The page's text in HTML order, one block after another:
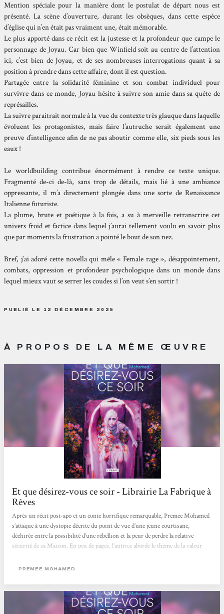
Mention spéciale pour la manière dont le postulat de départ nous est
présenté. La scène d’ouverture, durant les obsèques, dans cette espèce
d’église qui n’en était pas vraiment une, était mémorable.
Le plus apporté dans ce récit est la justesse et la profondeur que campe le
personnage de Joyau. Car bien que Winfield soit au centre de l’attention
ici, c’est bien de Joyau, et de ses nombreuses interrogations quant à sa
position à prendre dans cette affaire, dont il est question.
Partagée entre la solidarité féminine et son combat individuel pour
survivre dans ce monde, Joyau hésite à suivre son amie dans sa quête de
représailles.
La suivre paraitrait normale à la vue du contexte très glauque dans laquelle
évoluent les protagonistes, mais faire l’autruche serait également une
preuve d’intelligence afin de ne pas aboutir comme elle, six pieds sous les
eaux !
Le worldbuilding contribue énormément à rendre ce texte unique.
Fragmenté de-ci de-là, sans trop de détails, mais lié à une ambiance
oppressante, il m’a directement plongée dans une sorte de Renaissance
Italienne futuriste.
La plume, brute et poétique à la fois, a su à merveille retranscrire cet
univers froid et factice dans lequel j’aurai tellement voulu en savoir plus
que par moments la frustration a pointé le bout de son nez.
Bref, j’ai adoré cette novella qui mêle « Female rage », désappointement,
combats, oppression et profondeur psychologique dans un monde dans
lequel mieux vaut se serrer les coudes si l’on veut s’en sortir !
PUBLIÉ LE 12 DÉCEMBRE 2025
À PROPOS DE LA MÊME ŒUVRE
Et que désirez-vous ce soir - Librairie La Fabrique à
Rêves
Après un récit post-apo et un conte horrifique remarquable, Premee Mohamed
s’attaque à une dystopie décrite du point de vue d’une jeune courtisane,
déchirée entre la possibilité d’une rébellion et la peur de perdre la relative
sécurité de sa Maison. En peu de pages, l’autrice aborde le thème de la valeur
s’en défaire alors qu’on a pourtant si peu à perdre. Brillant !
PREMEE MOHAMED